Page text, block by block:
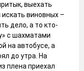
выехать
виновных –
дело, а то кто-
с шахматами
на автобусе, а
до утра. На
плена приехал